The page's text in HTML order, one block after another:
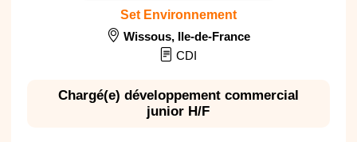
Set Environnement
Wissous, Ile-de-France
CDI
Chargé(e) développement commercial
junior H/F